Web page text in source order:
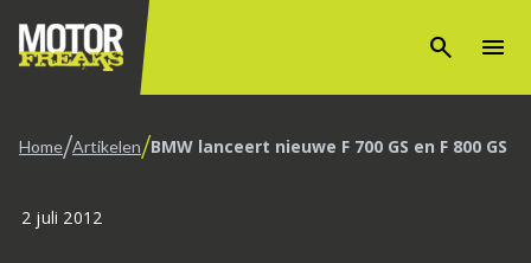
search menu
Home/Artikelen/BMW lanceert nieuwe F 700 GS en F 800 GS
2 juli 2012